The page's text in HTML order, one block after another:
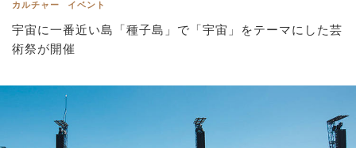
カルチャー
イベント
宇宙に一番近い島「種子島」で「宇宙」をテーマにした芸
術祭が開催